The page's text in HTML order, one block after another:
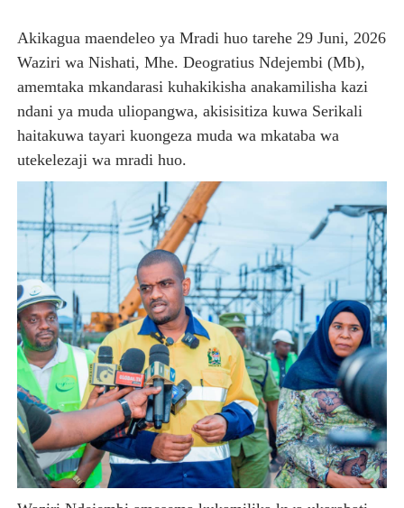
Akikagua maendeleo ya Mradi huo tarehe 29 Juni, 2026
Waziri wa Nishati, Mhe. Deogratius Ndejembi (Mb),
amemtaka mkandarasi kuhakikisha anakamilisha kazi
ndani ya muda uliopangwa, akisisitiza kuwa Serikali
haitakuwa tayari kuongeza muda wa mkataba wa
utekelezaji wa mradi huo.